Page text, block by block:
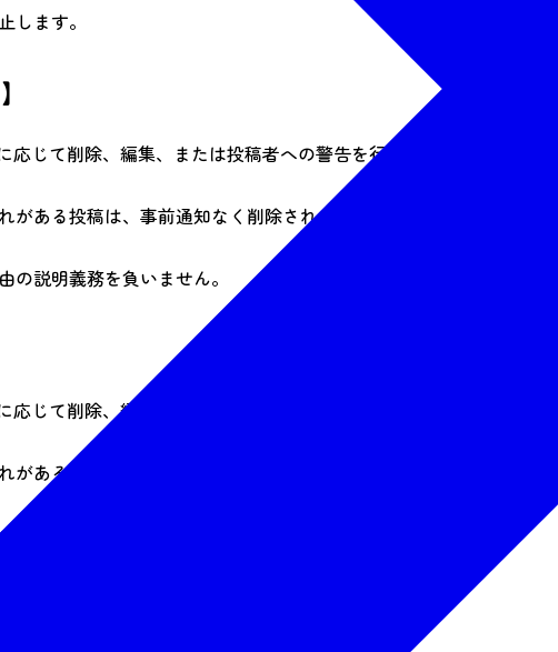
します。
じて削除、編集、または投稿者への警告を行う権限を有します。
ある投稿は、事前通知なく削除される場合があります。
説明義務を負いません。
じて削除、編集、または投稿者への警告を行う権限を有します。
ある投稿は、事前通知なく削除される場合があります。
説明義務を負いません。